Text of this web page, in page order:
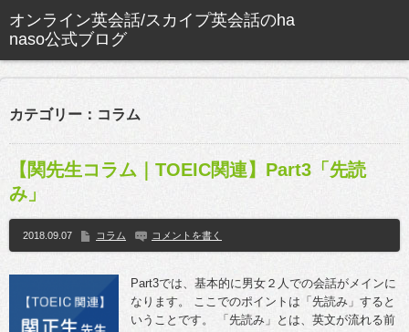
カテゴリー：コラム
【関先生コラム｜TOEIC関連】Part3「先読
み」
2018.09.07 コラム コメントを書く
Part3では、基本的に男女２人での会話がメインに
なります。 ここでのポイントは「先読み」すると
いうことです。 「先読み」とは、英文が流れる前